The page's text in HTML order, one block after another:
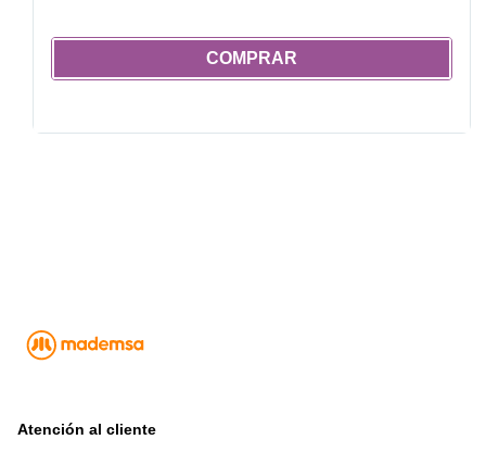
COMPRAR
Atención al cliente